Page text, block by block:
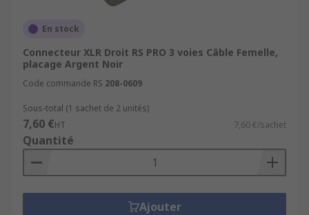
En stock
Connecteur XLR Droit RS PRO 3 voies Câble Femelle,
placage Argent Noir
Code commande RS 208-0609
Sous-total (1 sachet de 2 unités)
7,60 €HT 7,60 €/sachet
Quantité
Ajouter